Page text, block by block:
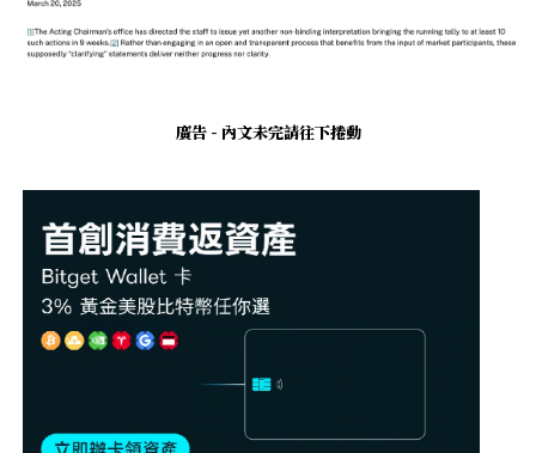
廣告 - 內文未完請往下捲動